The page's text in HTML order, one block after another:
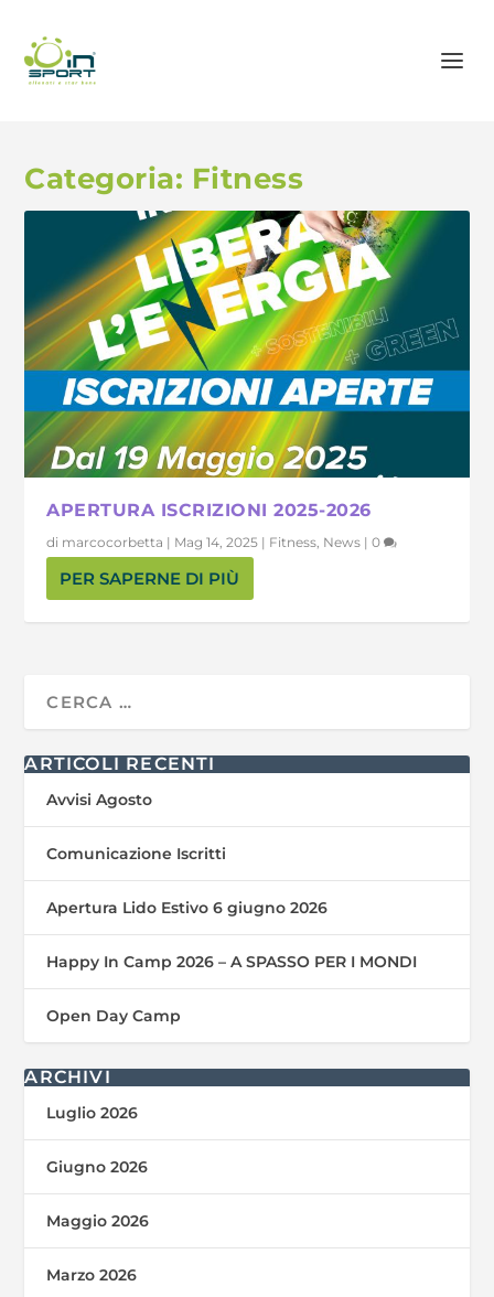
Categoria: Fitness
APERTURA ISCRIZIONI 2025-2026
di marcocorbetta | Mag 14, 2025 | Fitness News |0
PER SAPERNE DI PIÙ
ARTICOLI RECENTI
Avvisi Agosto
Comunicazione Iscritti
Apertura Lido Estivo 6 giugno 2026
Happy In Camp 2026 – A SPASSO PER I MONDI
Open Day Camp
ARCHIVI
Luglio 2026
Giugno 2026
Maggio 2026
Marzo 2026